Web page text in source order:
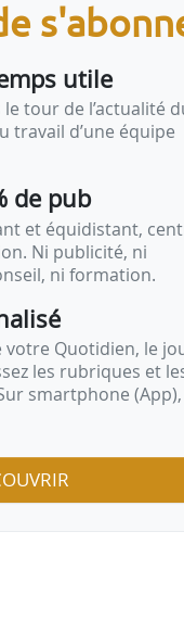
Létard,
utile
tour de l’actualité
travail d’une équipe
de pub
et équidistant,
Ni publicité, ni
ni formation.
votre Quotidien, le
les rubriques et
smartphone